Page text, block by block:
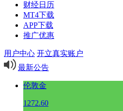
财经日历
MT4下载
APP下载
推广优惠
用户中心 开立真实账户
最新公告
伦敦金
1272.60